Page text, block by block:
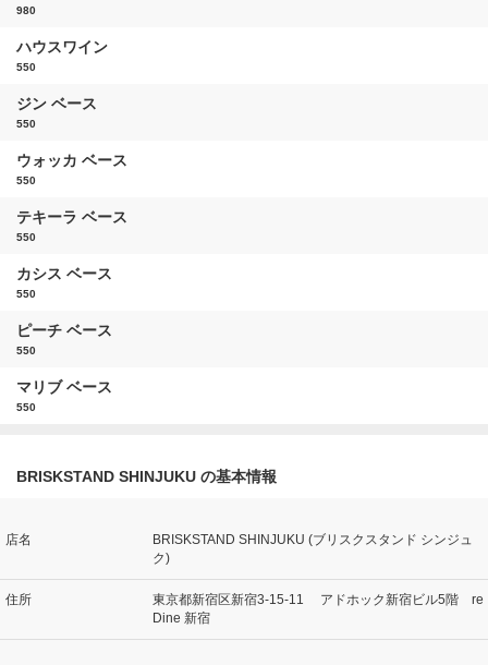
980
ハウスワイン
550
ジン ベース
550
ウォッカ ベース
550
テキーラ ベース
550
カシス ベース
550
ピーチ ベース
550
マリブ ベース
550
BRISKSTAND SHINJUKU の基本情報
店名
BRISKSTAND SHINJUKU (ブリスクスタンド シンジュ
ク)
住所
東京都新宿区新宿3-15-11 アドホック新宿ビル5階 re
Dine 新宿